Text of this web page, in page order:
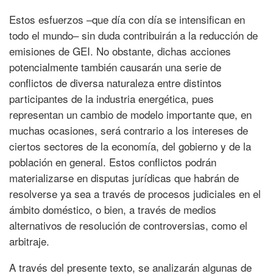
Estos esfuerzos –que día con día se intensifican en
todo el mundo– sin duda contribuirán a la reducción de
emisiones de GEI. No obstante, dichas acciones
potencialmente también causarán una serie de
conflictos de diversa naturaleza entre distintos
participantes de la industria energética, pues
representan un cambio de modelo importante que, en
muchas ocasiones, será contrario a los intereses de
ciertos sectores de la economía, del gobierno y de la
población en general. Estos conflictos podrán
materializarse en disputas jurídicas que habrán de
resolverse ya sea a través de procesos judiciales en el
ámbito doméstico, o bien, a través de medios
alternativos de resolución de controversias, como el
arbitraje.
A través del presente texto, se analizarán algunas de